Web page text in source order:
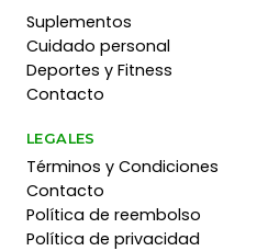
Suplementos
Cuidado personal
Deportes y Fitness
Contacto
LEGALES
Términos y Condiciones
Contacto
Política de reembolso
Política de privacidad